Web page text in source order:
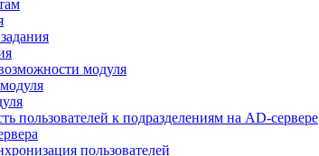
модуля
пользователей к подразделениям на AD-сервере
пользователей